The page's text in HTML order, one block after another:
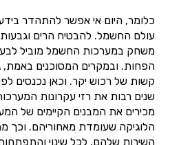
כלומר, היום אי אפשר להתהדר
עולם החשמל. להבטיח הרים וגבעות
משחק במערכות החשמל מוביל
הפחות. ובמקרים המסוכנים באמת,
קשות של רכוש יקר. וכאן נכנסים
שנים רבות את רזי עקרונות
מכירים את המבנים הקיימים של
הלוגיקה שעומדת מאחוריהם. וכך
השירות שלהם, לכל שינוי